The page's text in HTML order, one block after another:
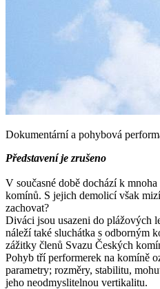
Dokumentární a pohybová
Představení je zrušeno
V současné době dochází k
komínů. S jejich demolicí však
zachovat?
Diváci jsou usazeni do plážových
náleží také sluchátka s odborným
zážitky členů Svazu Českých
Pohyb tří performerek na komíně
parametry; rozměry, stabilitu,
jeho neodmyslitelnou vertikalitu.